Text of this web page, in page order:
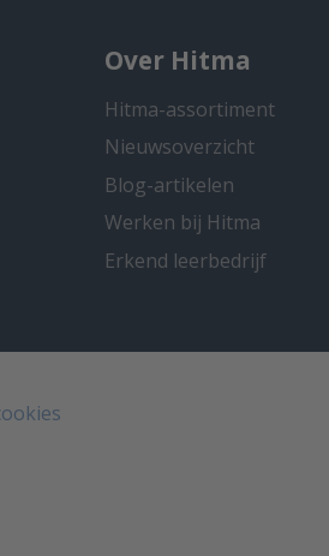
Over Hitma
Hitma-assortiment
Nieuwsoverzicht
Blog-artikelen
Werken bij Hitma
Erkend leerbedrijf